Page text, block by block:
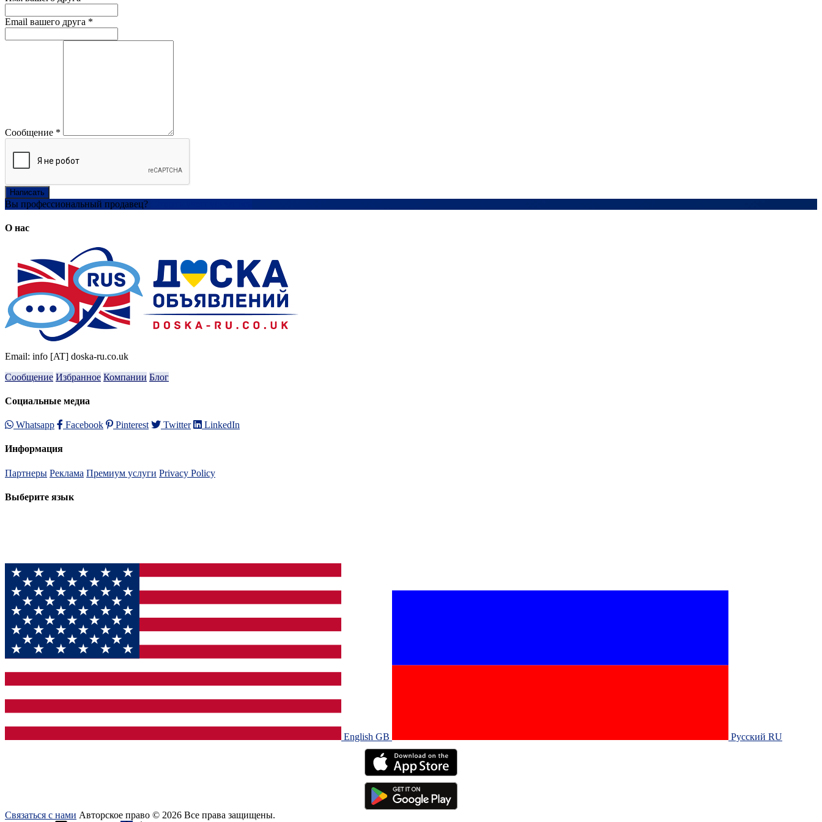
Email вашего друга *
Сообщение *
Написать
Вы профессиональный продавец?
О нас
Email: info [AT] doska-ru.co.uk
Сообщение Избранное Компании Блог
Социальные медиа
Whatsapp Facebook Pinterest Twitter LinkedIn
Информация
Партнеры Реклама Премиум услуги Privacy Policy
Выберите язык
English GB‎ Русский RU‎
Связаться с нами Авторское право © 2026 Все права защищены.